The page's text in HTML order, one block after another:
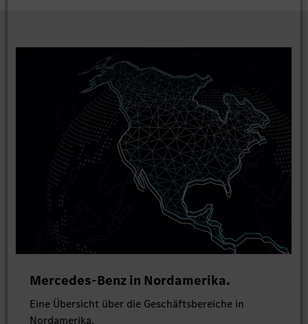
Mercedes-Benz in Nordamerika.
Eine Übersicht über die Geschäftsbereiche in
Nordamerika.